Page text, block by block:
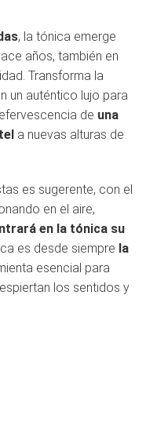
, la tónica emerge
años, también en
Transforma la
un auténtico lujo para
de una
a nuevas alturas de
es sugerente, con el
en el aire,
en la tónica su
es desde siempre la
esencial para
los sentidos y